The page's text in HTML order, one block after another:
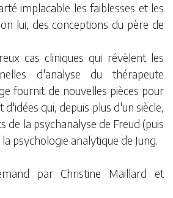
implacable les faiblesses et les
lui, des conceptions du père de
cas cliniques qui révèlent les
d'analyse du thérapeute
fournit de nouvelles pièces pour
qui, depuis plus d'un siècle,
de la psychanalyse de Freud (puis
psychologie analytique de Jung.
par Christine Maillard et